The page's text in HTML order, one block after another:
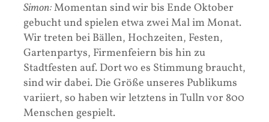
Simon:Momentan sind wir bis Ende Oktober
gebucht und spielen etwa zwei Mal im Monat.
Wir treten bei Bällen, Hochzeiten, Festen,
Gartenpartys, Firmenfeiern bis hin zu
Stadtfesten auf. Dort wo es Stimmung braucht,
sind wir dabei. Die Größe unseres Publikums
variiert, so haben wir letztens in Tulln vor 800
Menschen gespielt.